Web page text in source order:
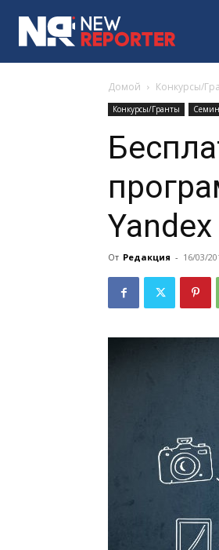
Домой Конкурсы/
Конкурсы/Гранты
Yandex
От Редакция - 16/03/